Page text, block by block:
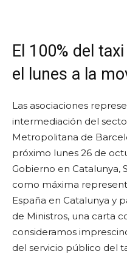
El 100% del
el lunes a la
Las asociaciones
intermediación del
Metropolitana de
próximo lunes 26 de
Gobierno en Catalunya,
como máxima
España en Catalunya y
de Ministros, una carta
consideramos
del servicio público del